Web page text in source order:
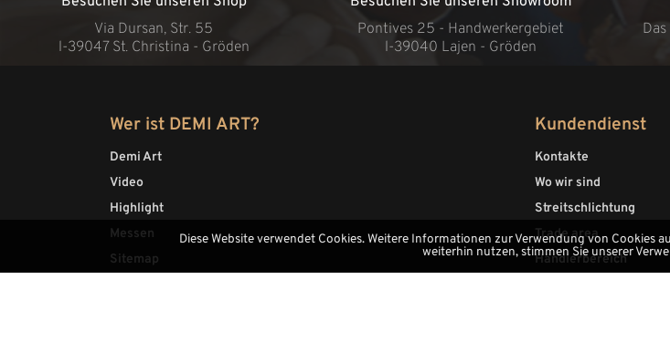
Via Dursan, Str. 55
l-39047 St. Christina - Gröden
Pontives 25 - Handwerkergebiet
l-39040 Lajen - Gröden
Wer ist DEMI ART?
Demi Art
Video
Highlight
Messen
Sitemap
Kundendienst
Kontakte
Wo wir sind
Streitschlichtung
Trade area
Händlerbereich
Diese Website verwendet Cookies. Weitere Informationen zur Verwendung von Cookies
weiterhin nutzen, stimmen Sie unserer